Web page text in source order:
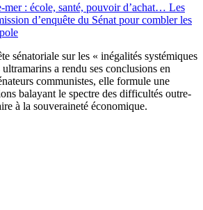
mer : école, santé, pouvoir d’achat… Les
d’enquête du Sénat pour combler les
sénatoriale sur les « inégalités systémiques
a rendu ses conclusions en
communistes, elle formule une
balayant le spectre des difficultés outre-
à la souveraineté économique.